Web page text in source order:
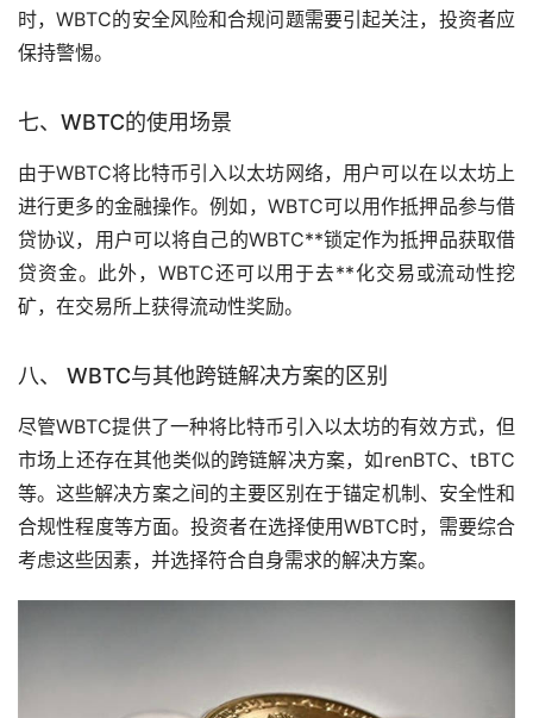
时，WBTC的安全风险和合规问题需要引起关注，投资者应
保持警惕。
七、WBTC的使用场景
由于WBTC将比特币引入以太坊网络，用户可以在以太坊上
进行更多的金融操作。例如，WBTC可以用作抵押品参与借
贷协议，用户可以将自己的WBTC**锁定作为抵押品获取借
贷资金。此外，WBTC还可以用于去**化交易或流动性挖
矿，在交易所上获得流动性奖励。
八、 WBTC与其他跨链解决方案的区别
尽管WBTC提供了一种将比特币引入以太坊的有效方式，但
市场上还存在其他类似的跨链解决方案，如renBTC、tBTC
等。这些解决方案之间的主要区别在于锚定机制、安全性和
合规性程度等方面。投资者在选择使用WBTC时，需要综合
考虑这些因素，并选择符合自身需求的解决方案。